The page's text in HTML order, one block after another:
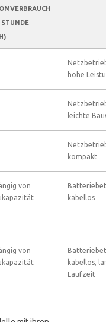
STUNDE
hohe
leichte
kompakt
von
kabellos
von
kabellos,
Laufzeit